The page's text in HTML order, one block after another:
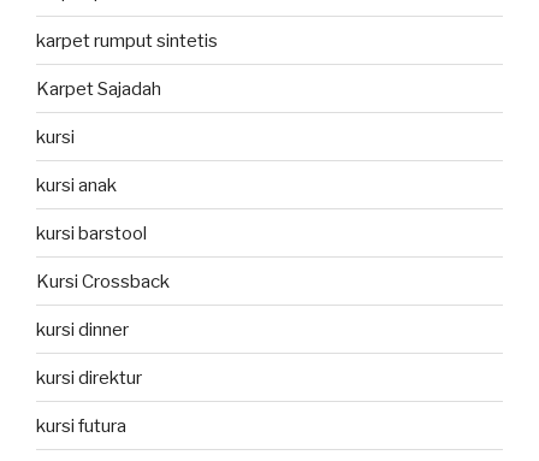
karpet rumput sintetis
Karpet Sajadah
kursi
kursi anak
kursi barstool
Kursi Crossback
kursi dinner
kursi direktur
kursi futura